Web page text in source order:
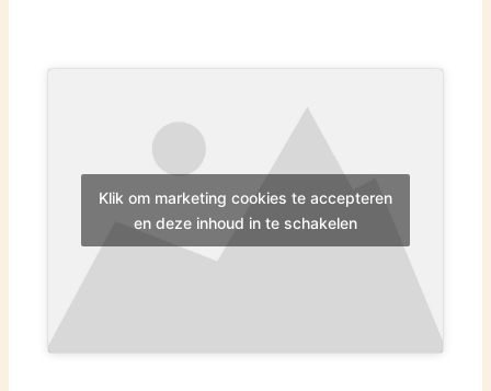
Klik om marketing cookies te accepteren
en deze inhoud in te schakelen